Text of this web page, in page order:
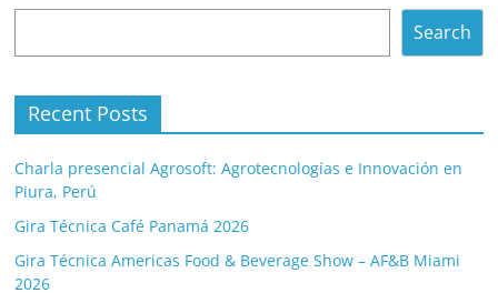
Search
Recent Posts
Charla presencial Agrosoft: Agrotecnologías e Innovación en
Piura, Perú
Gira Técnica Café Panamá 2026
Gira Técnica Americas Food & Beverage Show – AF&B Miami
2026